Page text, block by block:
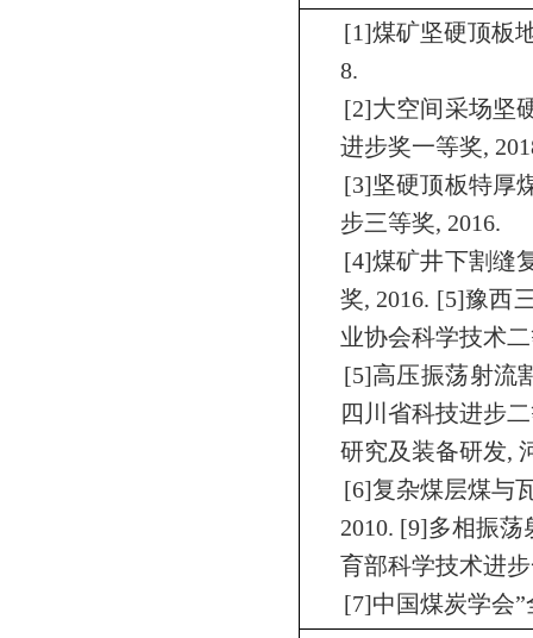
[1]煤矿坚硬顶板
8.
[2]大空间采场坚
进步奖一等奖,
[3]坚硬顶板特厚
步三等奖, 2016.
[4]煤矿井下割缝
奖, 2016. [5]豫西
业协会科学技术
[5]高压振荡射流
四川省科技进步
研究及装备研发,
[6]复杂煤层煤与
2010. [9]多相振荡
育部科学技术进
[7]中国煤炭学会